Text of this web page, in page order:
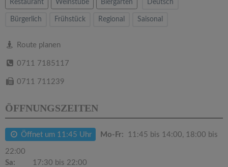
Restaurant Weinstube Biergarten Deutsch
Bürgerlich Frühstück Regional Saisonal
Route planen
0711 7185117
0711 711239
ÖFFNUNGSZEITEN
Öffnet um 11:45 Uhr Mo-Fr: 11:45 bis 14:00, 18:00 bis
22:00
Sa:
17:30 bis 22:00
a
t
i